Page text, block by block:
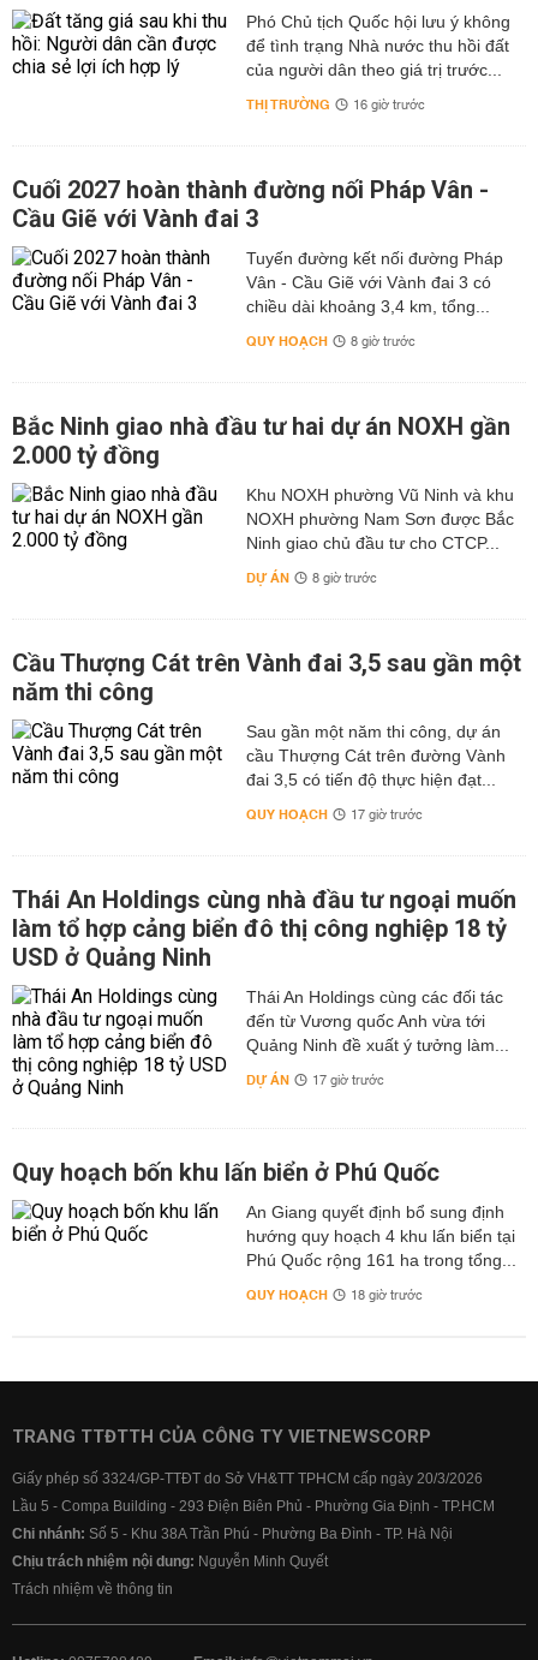
Phó Chủ tịch Quốc hội lưu ý không
để tình trạng Nhà nước thu hồi đất
của người dân theo giá trị trước...
THỊ TRƯỜNG 16 giờ trước
Cuối 2027 hoàn thành đường nối Pháp Vân -
Cầu Giẽ với Vành đai 3
Tuyến đường kết nối đường Pháp
Vân - Cầu Giẽ với Vành đai 3 có
chiều dài khoảng 3,4 km, tổng...
QUY HOẠCH 8 giờ trước
Bắc Ninh giao nhà đầu tư hai dự án NOXH gần
2.000 tỷ đồng
Khu NOXH phường Vũ Ninh và khu
NOXH phường Nam Sơn được Bắc
Ninh giao chủ đầu tư cho CTCP...
DỰ ÁN 8 giờ trước
Cầu Thượng Cát trên Vành đai 3,5 sau gần một
năm thi công
Sau gần một năm thi công, dự án
cầu Thượng Cát trên đường Vành
đai 3,5 có tiến độ thực hiện đạt...
QUY HOẠCH 17 giờ trước
Thái An Holdings cùng nhà đầu tư ngoại muốn
làm tổ hợp cảng biển đô thị công nghiệp 18 tỷ
USD ở Quảng Ninh
Thái An Holdings cùng các đối tác
đến từ Vương quốc Anh vừa tới
Quảng Ninh đề xuất ý tưởng làm...
DỰ ÁN 17 giờ trước
Quy hoạch bốn khu lấn biển ở Phú Quốc
An Giang quyết định bổ sung định
hướng quy hoạch 4 khu lấn biển tại
Phú Quốc rộng 161 ha trong tổng...
QUY HOẠCH 18 giờ trước
TRANG TTĐTTH CỦA CÔNG TY VIETNEWSCORP
Giấy phép số 3324/GP-TTĐT do Sở VH&TT TPHCM cấp ngày 20/3/2026
Lầu 5 - Compa Building - 293 Điện Biên Phủ - Phường Gia Định - TP.HCM
Chi nhánh: Số 5 - Khu 38A Trần Phú - Phường Ba Đình - TP. Hà Nội
Chịu trách nhiệm nội dung: Nguyễn Minh Quyết
Trách nhiệm về thông tin